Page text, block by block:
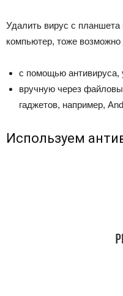
Удалить вирус с
компьютер, тоже
с помощью антивируса,
вручную через
гаджетов, например,
Используем